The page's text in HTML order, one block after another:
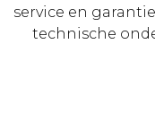
service en
technische